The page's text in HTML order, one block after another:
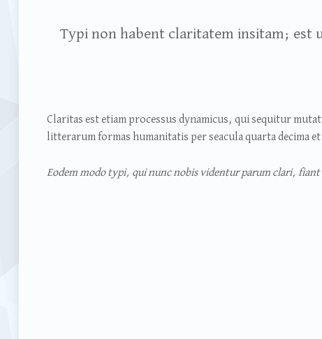
Typi non habent claritatem insitam; est
Claritas est etiam processus dynamicus, qui sequitur
litterarum formas humanitatis per seacula quarta decima et
Eodem modo typi, qui nunc nobis videntur parum clari,